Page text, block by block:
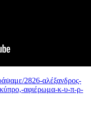
2826-αλέξανδρος-
κύπρο,-αφιέρωμα-κ-υ-π-ρ-